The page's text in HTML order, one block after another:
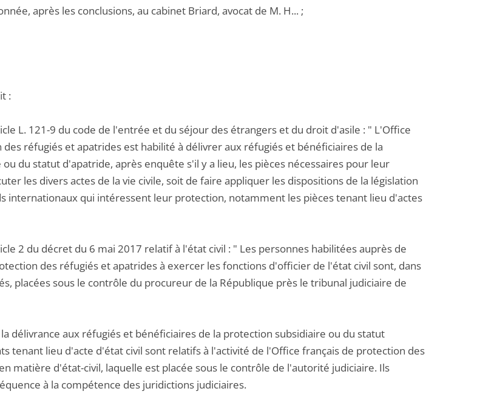
après les conclusions, au cabinet Briard, avocat de M. H... ;
:
L. 121-9 du code de l'entrée et du séjour des étrangers et du droit d'asile : " L'Office
réfugiés et apatrides est habilité à délivrer aux réfugiés et bénéficiaires de la
du statut d'apatride, après enquête s'il y a lieu, les pièces nécessaires pour leur
les divers actes de la vie civile, soit de faire appliquer les dispositions de la législation
internationaux qui intéressent leur protection, notamment les pièces tenant lieu d'actes
2 du décret du 6 mai 2017 relatif à l'état civil : " Les personnes habilitées auprès de
des réfugiés et apatrides à exercer les fonctions d'officier de l'état civil sont, dans
placées sous le contrôle du procureur de la République près le tribunal judiciaire de
délivrance aux réfugiés et bénéficiaires de la protection subsidiaire ou du statut
tenant lieu d'acte d'état civil sont relatifs à l'activité de l'Office français de protection des
matière d'état-civil, laquelle est placée sous le contrôle de l'autorité judiciaire. Ils
à la compétence des juridictions judiciaires.